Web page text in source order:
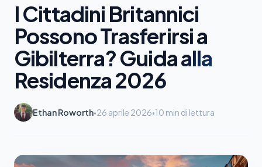
I Cittadini Britannici
Possono Trasferirsi a
Gibilterra? Guida alla
Residenza 2026
Ethan Roworth•26 aprile 2026•10 min di lettura